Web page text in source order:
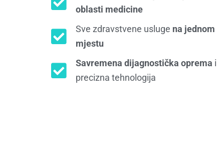
oblasti medicine
Sve zdravstvene usluge na jednom
mjestu
Savremena dijagnostička oprema i
precizna tehnologija